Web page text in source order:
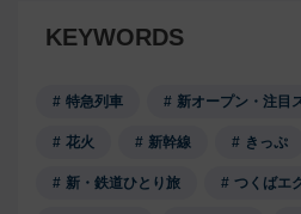
KEYWORDS
特急列車 新オープン・注目
花火 新幹線 きっぷ
新・鉄道ひとり旅 つくばエ